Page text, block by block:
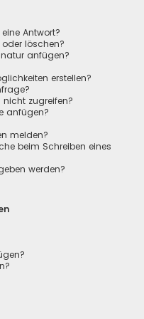
Antwort?
löschen?
anfügen?
erstellen?
zugreifen?
anfügen?
melden?
beim Schreiben eines
werden?